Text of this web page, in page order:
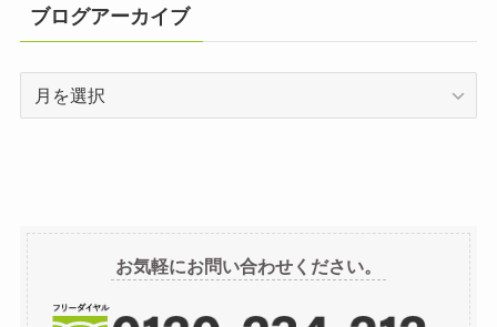
ブログアーカイブ
イ
ブ
お気軽にお問い合わせください。